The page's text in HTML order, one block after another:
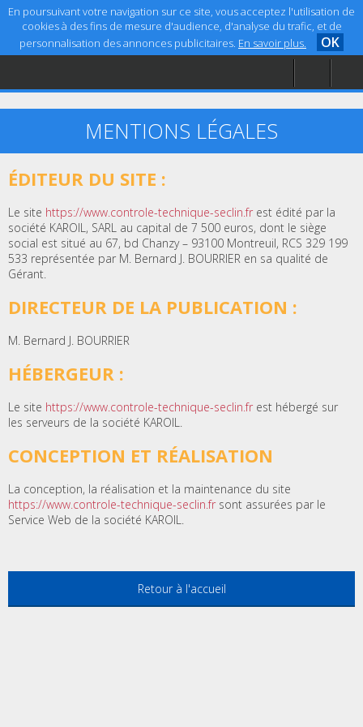
En poursuivant votre navigation sur ce site, vous acceptez l'utilisation de
cookies à des fins de mesure d'audience, d'analyse du trafic, et de
personnalisation des annonces publicitaires. En savoir plus. OK
Accueil
Aide
MENTIONS LÉGALES
ÉDITEUR DU SITE :
Le site https://www.controle-technique-seclin.fr est édité par la
société KAROIL, SARL au capital de 7 500 euros, dont le siège
social est situé au 67, bd Chanzy – 93100 Montreuil, RCS 329 199
533 représentée par M. Bernard J. BOURRIER en sa qualité de
Gérant.
DIRECTEUR DE LA PUBLICATION :
M. Bernard J. BOURRIER
HÉBERGEUR :
Le site https://www.controle-technique-seclin.fr est hébergé sur
les serveurs de la société KAROIL.
CONCEPTION ET RÉALISATION
La conception, la réalisation et la maintenance du site
https://www.controle-technique-seclin.fr sont assurées par le
Service Web de la société KAROIL.
Retour à l'accueil